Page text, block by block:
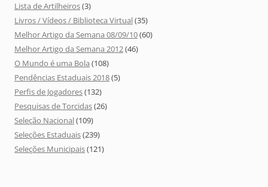
Lista de Artilheiros(3)
Livros / Vídeos / Biblioteca Virtual(35)
Melhor Artigo da Semana 08/09/10(60)
Melhor Artigo da Semana 2012(46)
O Mundo é uma Bola (108)
Pendências Estaduais 2018(5)
Perfis de Jogadores(132)
Pesquisas de Torcidas(26)
Seleção Nacional(109)
Seleções Estaduais(239)
Seleções Municipais(121)